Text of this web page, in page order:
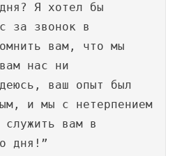
Я хотел бы
за звонок в
вам, что мы
нас ни
ваш опыт был
и мы с нетерпением
служить вам в
дня!”